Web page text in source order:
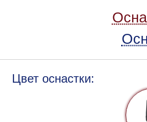
Цвет оснастки: